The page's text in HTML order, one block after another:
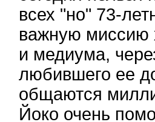
всех "но" 73-
важную миссию
и медиума,
любившего ее
общаются
Йоко очень